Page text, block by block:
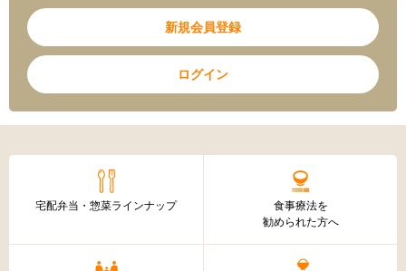
新規会員登録
ログイン
宅配弁当・惣菜ラインナップ
食事療法を
勧められた方へ